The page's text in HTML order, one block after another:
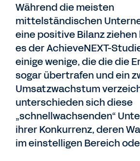
Während die meisten
mittelständischen
eine positive Bilanz
es der AchieveNEXT-
einige wenige, die die die
sogar übertrafen und ein
Umsatzwachstum
unterschieden sich diese
„schnellwachsenden“
ihrer Konkurrenz, deren
im einstelligen Bereich